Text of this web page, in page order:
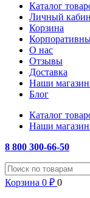
Каталог
Личный
Корзина
О нас
Отзывы
Доставка
Наши
Блог
Каталог
Наши
8 800 300-66-50
Корзина 0 ₽ 0